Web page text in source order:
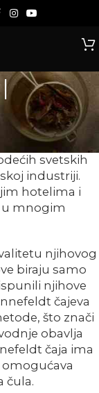
iz najlepših
svetskih
industriji.
hotelima i
u mnogim
njihovog
biraju samo
njihove
čajeva
što znači
obavlja
čaja ima
čula.